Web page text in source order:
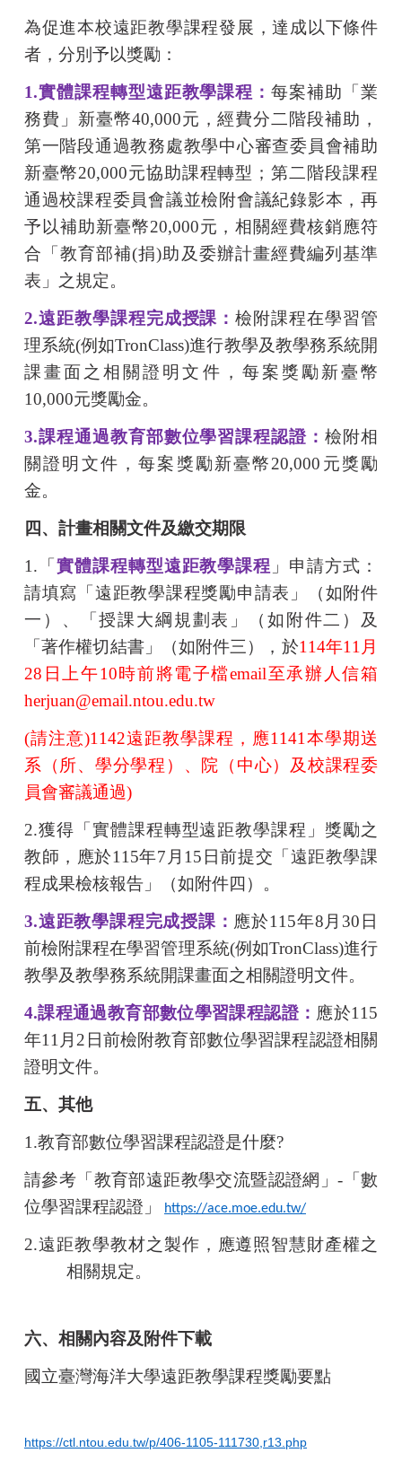
為促進本校遠距教學課程發展，達成以下條件
者，分別予以獎勵：
1.實體課程轉型遠距教學課程：每案補助「業
務費」新臺幣40,000元，經費分二階段補助，
第一階段通過教務處教學中心審查委員會補助
新臺幣20,000元協助課程轉型；第二階段課程
通過校課程委員會議並檢附會議紀錄影本，再
予以補助新臺幣20,000元，相關經費核銷應符
合「教育部補(捐)助及委辦計畫經費編列基準
表」之規定。
2.遠距教學課程完成授課：檢附課程在學習管
理系統(例如TronClass)進行教學及教學務系統開
課畫面之相關證明文件，每案獎勵新臺幣
10,000元獎勵金。
3.課程通過教育部數位學習課程認證：檢附相
關證明文件，每案獎勵新臺幣20,000 元獎勵
金。
四、計畫相關文件及繳交期限
1. 「 實體課程轉型遠距教學課程 」申請方式：
請填寫「遠距教學課程獎勵申請表」（如附件
一）、「授課大綱規劃表」（如附件二）及
「著作權切結書」（如附件三），於114年11 月
28 日上午10時前將電子檔email至承辦人信箱
herjuan@email.ntou.edu.tw
(請注意)1142遠距教學課程，應1141 本學期送
系（所、學分學程）、院（中心）及校課程委
員會審議通過)
2.獲得「實體課程轉型遠距教學課程」獎勵之
教師，應於115年7 月 15 日前提交「遠距教學課
程成果檢核報告」（如附件四）。
3.遠距教學課程完成授課： 應於115年8 月 30 日
前檢附課程在學習管理系統(例如TronClass)進行
教學及教學務系統開課畫面之相關證明文件。
4.課程通過教育部數位學習課程認證： 應於115
年11 月 2 日前檢附教育部數位學習課程認證相關
證明文件。
五、其他
1.教育部數位學習課程認證是什麼?
請參考「教育部遠距教學交流暨認證網」- 「數
位學習課程認證」
https://ace.moe.edu.tw/
2.遠距教學教材之製作，應遵照智慧財產權之
相關規定。
六、 相關內容及附件下載
國立臺灣海洋大學遠距教學課程獎勵要點
https://ctl.ntou.edu.tw/p/406-1105-111730,r13.php